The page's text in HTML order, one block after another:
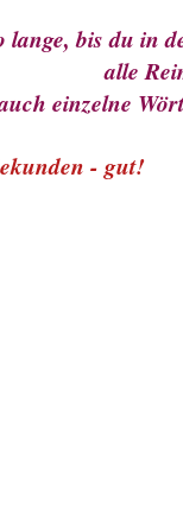
bis du in
einzelne
- gut!